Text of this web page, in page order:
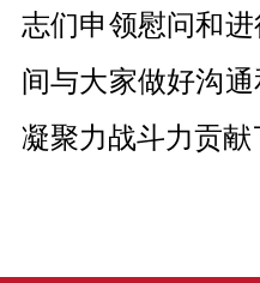
志们申领慰问和
间与大家做好沟
凝聚力战斗力贡献